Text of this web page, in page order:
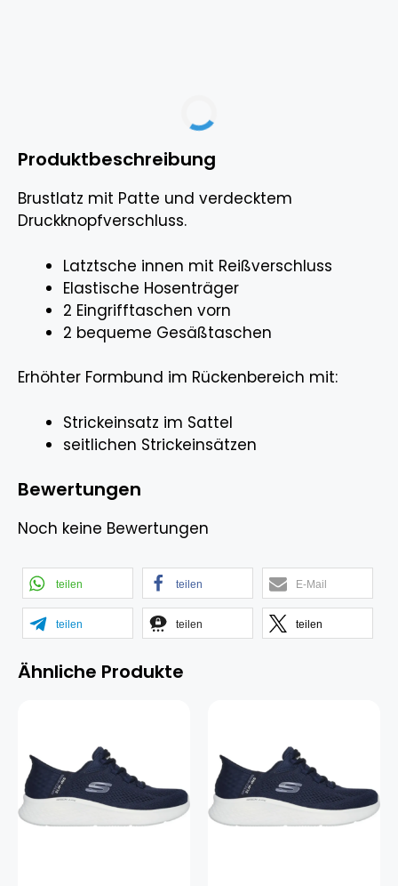
Produktbeschreibung
Brustlatz mit Patte und verdecktem
Druckknopfverschluss.
Latztsche innen mit Reißverschluss
Elastische Hosenträger
2 Eingrifftaschen vorn
2 bequeme Gesäßtaschen
Erhöhter Formbund im Rückenbereich mit:
Strickeinsatz im Sattel
seitlichen Strickeinsätzen
Bewertungen
Noch keine Bewertungen
teilen teilen E-Mail
teilen teilen teilen
Ähnliche Produkte